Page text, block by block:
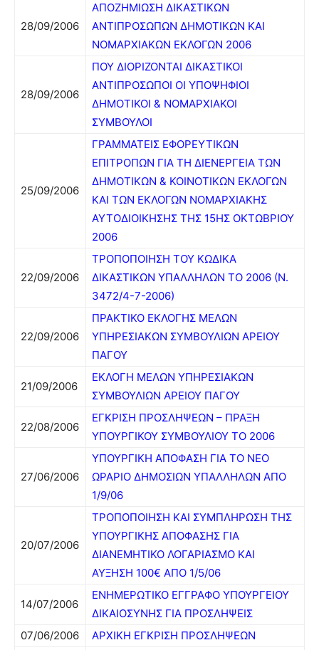
28/09/2006
ΑΠΟΖΗΜΙΩΣΗ ΔΙΚΑΣΤΙΚΩΝ
ΑΝΤΙΠΡΟΣΩΠΩΝ ΔΗΜΟΤΙΚΩΝ ΚΑΙ
ΝΟΜΑΡΧΙΑΚΩΝ ΕΚΛΟΓΩΝ 2006
28/09/2006
ΠΟΥ ΔΙΟΡΙΖΟΝΤΑΙ ΔΙΚΑΣΤΙΚΟΙ
ΑΝΤΙΠΡΟΣΩΠΟΙ ΟΙ ΥΠΟΨΗΦΙΟΙ
ΔΗΜΟΤΙΚΟΙ & ΝΟΜΑΡΧΙΑΚΟΙ
ΣΥΜΒΟΥΛΟΙ
25/09/2006
ΓΡΑΜΜΑΤΕΙΣ ΕΦΟΡΕΥΤΙΚΩΝ
ΕΠΙΤΡΟΠΩΝ ΓΙΑ ΤΗ ΔΙΕΝΕΡΓΕΙΑ ΤΩΝ
ΔΗΜΟΤΙΚΩΝ & ΚΟΙΝΟΤΙΚΩΝ ΕΚΛΟΓΩΝ
ΚΑΙ ΤΩΝ ΕΚΛΟΓΩΝ ΝΟΜΑΡΧΙΑΚΗΣ
ΑΥΤΟΔΙΟΙΚΗΣΗΣ ΤΗΣ 15ΗΣ ΟΚΤΩΒΡΙΟΥ
2006
22/09/2006
ΤΡΟΠΟΠΟΙΗΣΗ ΤΟΥ ΚΩΔΙΚΑ
ΔΙΚΑΣΤΙΚΩΝ ΥΠΑΛΛΗΛΩΝ ΤΟ 2006 (Ν.
3472/4-7-2006)
22/09/2006
ΠΡΑΚΤΙΚΟ ΕΚΛΟΓΗΣ ΜΕΛΩΝ
ΥΠΗΡΕΣΙΑΚΩΝ ΣΥΜΒΟΥΛΙΩΝ ΑΡΕΙΟΥ
ΠΑΓΟΥ
21/09/2006
ΕΚΛΟΓΗ ΜΕΛΩΝ ΥΠΗΡΕΣΙΑΚΩΝ
ΣΥΜΒΟΥΛΙΩΝ ΑΡΕΙΟΥ ΠΑΓΟΥ
22/08/2006
ΕΓΚΡΙΣΗ ΠΡΟΣΛΗΨΕΩΝ – ΠΡΑΞΗ
ΥΠΟΥΡΓΙΚΟΥ ΣΥΜΒΟΥΛΙΟΥ ΤΟ 2006
27/06/2006
ΥΠΟΥΡΓΙΚΗ ΑΠΟΦΑΣΗ ΓΙΑ ΤΟ ΝΕΟ
ΩΡΑΡΙΟ ΔΗΜΟΣΙΩΝ ΥΠΑΛΛΗΛΩΝ ΑΠΟ
1/9/06
20/07/2006
ΤΡΟΠΟΠΟΙΗΣΗ ΚΑΙ ΣΥΜΠΛΗΡΩΣΗ ΤΗΣ
ΥΠΟΥΡΓΙΚΗΣ ΑΠΟΦΑΣΗΣ ΓΙΑ
ΔΙΑΝΕΜΗΤΙΚΟ ΛΟΓΑΡΙΑΣΜΟ ΚΑΙ
ΑΥΞΗΣΗ 100€ ΑΠΟ 1/5/06
14/07/2006
ΕΝΗΜΕΡΩΤΙΚΟ ΕΓΓΡΑΦΟ ΥΠΟΥΡΓΕΙΟΥ
ΔΙΚΑΙΟΣΥΝΗΣ ΓΙΑ ΠΡΟΣΛΗΨΕΙΣ
07/06/2006
ΑΡΧΙΚΗ ΕΓΚΡΙΣΗ ΠΡΟΣΛΗΨΕΩΝ